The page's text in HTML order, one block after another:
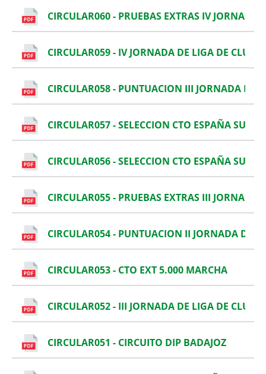
CIRCULAR060 - PRUEBAS EXTRAS IV JORNADA
CIRCULAR059 - IV JORNADA DE LIGA DE CLUBES
CIRCULAR058 - PUNTUACION III JORNADA DE
CIRCULAR057 - SELECCION CTO ESPAÑA SUB
CIRCULAR056 - SELECCION CTO ESPAÑA SUB
CIRCULAR055 - PRUEBAS EXTRAS III JORNADA
CIRCULAR054 - PUNTUACION II JORNADA DE
CIRCULAR053 - CTO EXT 5.000 MARCHA
CIRCULAR052 - III JORNADA DE LIGA DE CLUBES
CIRCULAR051 - CIRCUITO DIP BADAJOZ